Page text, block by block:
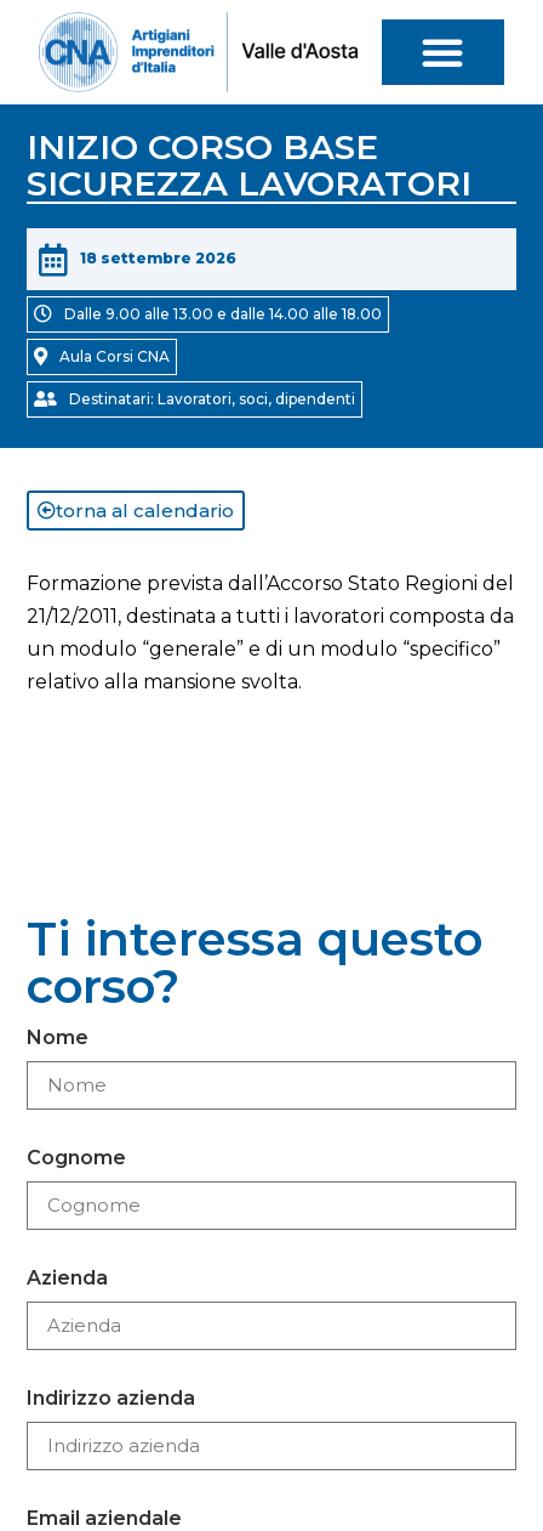
INIZIO CORSO BASE
SICUREZZA LAVORATORI
18 settembre 2026
Dalle 9.00 alle 13.00 e dalle 14.00 alle 18.00
Aula Corsi CNA
Destinatari: Lavoratori, soci, dipendenti
torna al calendario
Formazione prevista dall’Accorso Stato Regioni del
21/12/2011, destinata a tutti i lavoratori composta da
un modulo “generale” e di un modulo “specifico”
relativo alla mansione svolta.
Ti interessa questo
corso?
Nome
Cognome
Azienda
Indirizzo azienda
Email aziendale